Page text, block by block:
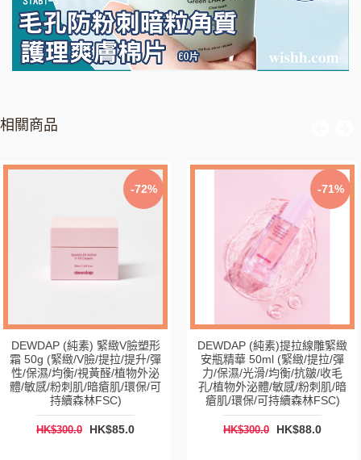
相關商品
-72%
DEWDAP (純素) 緊緻V臉塑形
霜 50g (緊緻/V臉/提拉/提升/彈
性/保濕/均衡/視黃醛/植物外泌
體/敏感/粉刺肌/暗瘡肌/環保/可
持續森林FSC)
HK$300.0 HK$85.0
-71%
DEWDAP (純素)提拉線雕緊緻
安瓶精華 50ml (緊緻/提拉/彈
力/保濕/光滑/均衡/抗皺/收毛
孔/植物外泌體/敏感/粉刺肌/暗
瘡肌/環保/可持續森林FSC)
HK$300.0 HK$88.0